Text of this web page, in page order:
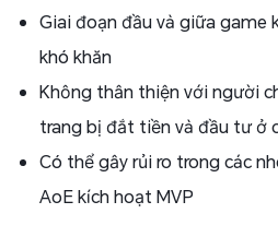
Giai đoạn đầu và giữa game
khó khăn
Không thân thiện với người
trang bị đắt tiền và đầu tư ở
Có thể gây rủi ro trong các
AoE kích hoạt MVP​